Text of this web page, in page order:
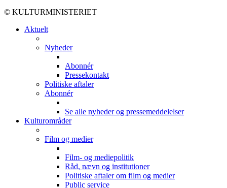
© KULTURMINISTERIET
Aktuelt
Nyheder
Abonnér
Pressekontakt
Politiske aftaler
Abonnér
Se alle nyheder og pressemeddelelser
Kulturområder
Film og medier
Film- og mediepolitik
Råd, nævn og institutioner
Politiske aftaler om film og medier
Public service